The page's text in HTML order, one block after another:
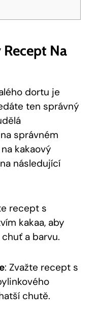
Recept Na
dortu je
ten správný
správném
kakaový
následující
recept s
kakaa, aby
a⁢ barvu.
: Zvažte recept s
chutě.